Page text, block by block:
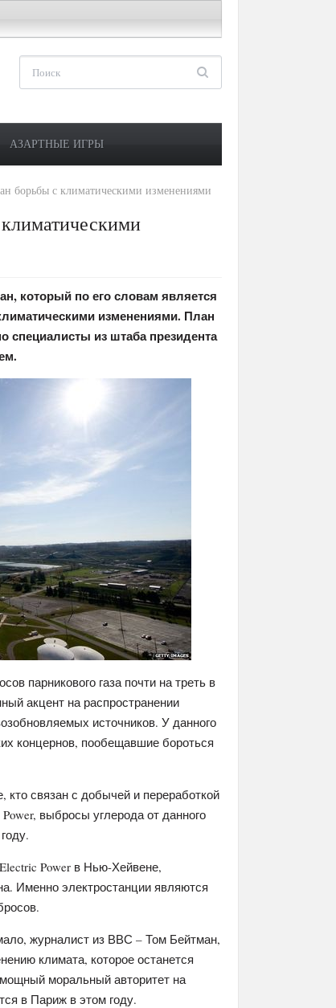
АЗАРТНЫЕ ИГРЫ
борьбы с климатическими изменениями
который по его словам является
изменениями. План
специалисты из штаба президента
парникового газа почти на треть в
акцент на распространении
источников. У данного
концернов, пообещавшие бороться
кто связан с добычей и переработкой
выбросы углерода от данного
Power в Нью-Хейвене,
Именно электростанции являются
журналист из ВВС – Том Бейтман,
климата, которое останется
моральный авторитет на
в Париж в этом году.